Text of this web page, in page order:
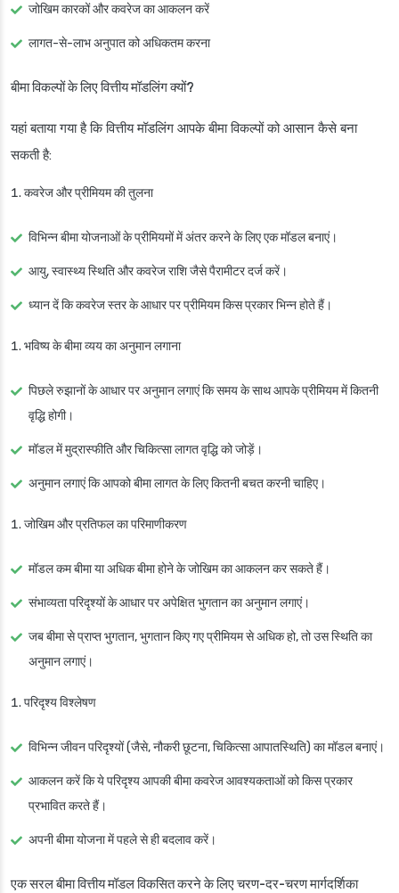
जोखिम कारकों और कवरेज का आकलन करें
लागत-से-लाभ अनुपात को अधिकतम करना
बीमा विकल्पों के लिए वित्तीय मॉडलिंग क्यों?
यहां बताया गया है कि वित्तीय मॉडलिंग आपके बीमा विकल्पों को आसान कैसे बना
सकती है:
कवरेज और प्रीमियम की तुलना
विभिन्न बीमा योजनाओं के प्रीमियमों में अंतर करने के लिए एक मॉडल बनाएं।
आयु, स्वास्थ्य स्थिति और कवरेज राशि जैसे पैरामीटर दर्ज करें।
ध्यान दें कि कवरेज स्तर के आधार पर प्रीमियम किस प्रकार भिन्न होते हैं।
भविष्य के बीमा व्यय का अनुमान लगाना
पिछले रुझानों के आधार पर अनुमान लगाएं कि समय के साथ आपके प्रीमियम में कितनी
वृद्धि होगी।
मॉडल में मुद्रास्फीति और चिकित्सा लागत वृद्धि को जोड़ें।
अनुमान लगाएं कि आपको बीमा लागत के लिए कितनी बचत करनी चाहिए।
जोखिम और प्रतिफल का परिमाणीकरण
मॉडल कम बीमा या अधिक बीमा होने के जोखिम का आकलन कर सकते हैं।
संभाव्यता परिदृश्यों के आधार पर अपेक्षित भुगतान का अनुमान लगाएं।
जब बीमा से प्राप्त भुगतान, भुगतान किए गए प्रीमियम से अधिक हो, तो उस स्थिति का
अनुमान लगाएं।
परिदृश्य विश्लेषण
विभिन्न जीवन परिदृश्यों (जैसे, नौकरी छूटना, चिकित्सा आपातस्थिति) का मॉडल बनाएं।
आकलन करें कि ये परिदृश्य आपकी बीमा कवरेज आवश्यकताओं को किस प्रकार
प्रभावित करते हैं।
अपनी बीमा योजना में पहले से ही बदलाव करें।
एक सरल बीमा वित्तीय मॉडल विकसित करने के लिए चरण-दर-चरण मार्गदर्शिका